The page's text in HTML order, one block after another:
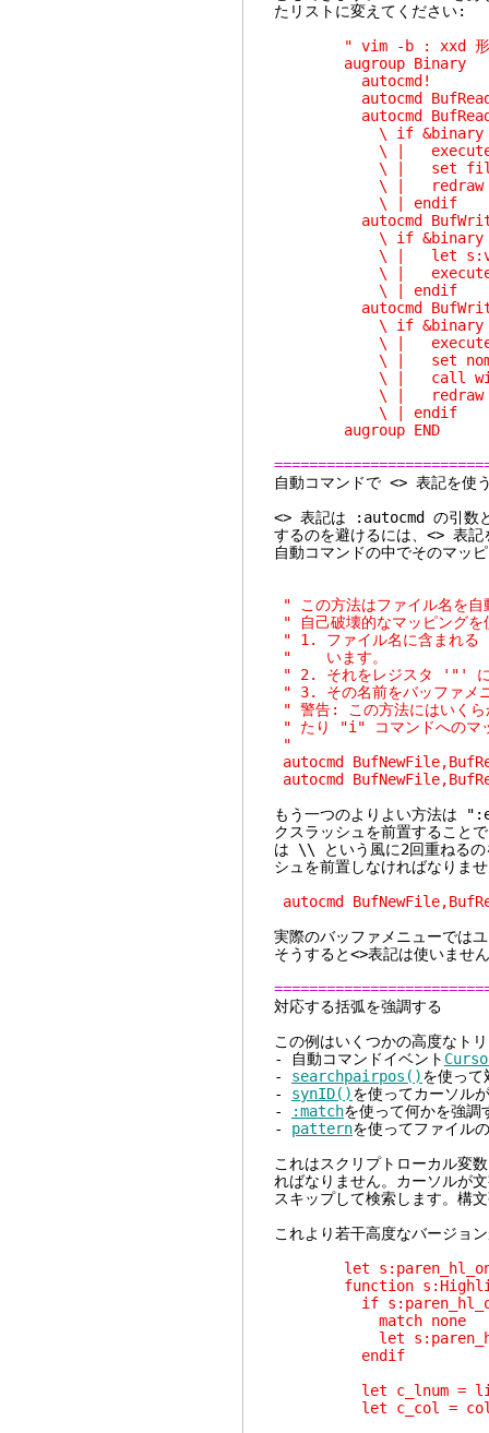
たリストに変えてください:
" vim -b : xxd 形式を
augroup Binary
autocmd!
autocmd
autocmd
\ if &binary
\ | execute
\ | set
\ | redraw
\ | endif
autocmd
\ if &binary
\ | let s:view =
\ | execute
\ | endif
autocmd
\ if &binary
\ | execute
\ | set
\ | call
\ | redraw
\ | endif
augroup END
自動コマンド
<> 表記は :autocmd の引数と
するのを避けるには、<> 表記
自動コマンドの中でそのマッ
" この方法はファイル名を自
" 自己破壊的なマッピングを
" 1. ファイル名に含まれ
" います。
" 2. それをレジスタ '"' に
" 3. その名前をバッファメ
" 警告: この方法にはいくら
" たり "i" コマンドへのマッ
"
autocmd
autocmd
もう一つのよりよい方法は
クスラッシュを前置すること
は \\ という風に2回重ねる
シュを前置しなければなりま
autocmd
実際のバッファメニューでは
そうすると<>表記は使いませ
対応する
この例はいくつかの高度なト
- 自動コマンドイベント
- searchpairpos()を使って
- synID()を使ってカーソル
-
:matchを使って何かを強調
- patternを使ってファイル
これはスクリプトローカル
ればなりません。カーソルが
スキップして検索します。構
これより若干高度なバージョ
let s:paren_hl_on
function
if
match none
let
endif
let c_lnum =
let c_col =